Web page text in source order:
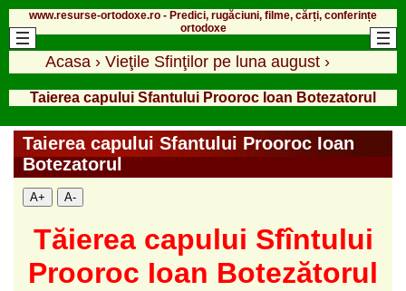
www.resurse-ortodoxe.ro - Predici, rugăciuni, filme, cărți, conferințe
ortodoxe
Acasa › Vieţile Sfinţilor pe luna august ›
Taierea capului Sfantului Prooroc Ioan Botezatorul
Taierea capului Sfantului Prooroc Ioan
Botezatorul
A+ A-
Tăierea capului Sfîntului
Prooroc Ioan Botezătorul